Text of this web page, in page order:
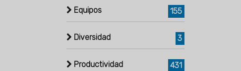
Equipos 155
Diversidad 3
Productividad 431